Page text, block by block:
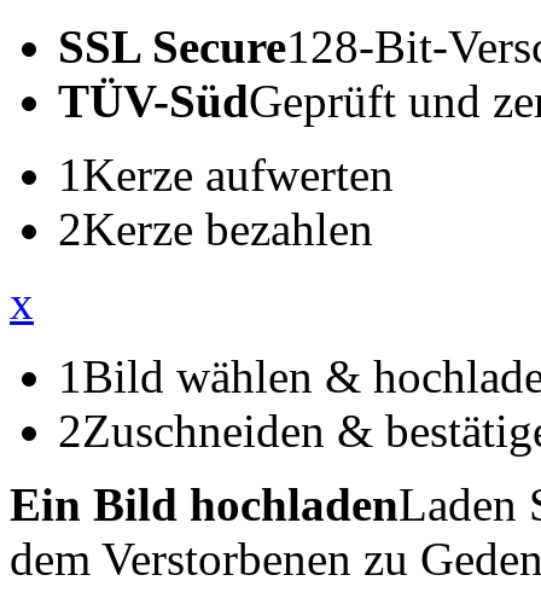
SSL Secure128-Bit-
TÜV-SüdGeprüft und
1Kerze aufwerten
2Kerze bezahlen
x
1Bild wählen &
2Zuschneiden &
Ein Bild hochladenLaden
dem Verstorbenen zu